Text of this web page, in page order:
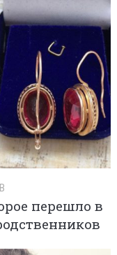
перешло в